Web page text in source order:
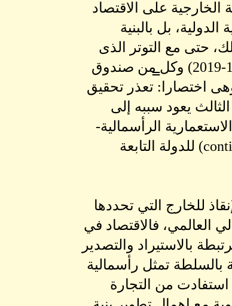
الخارجية على الاقتصاد
بل بالبنية
حتى مع التوتر الذى
اعترى العلاقة بين النظام العسكري بواجهته الإسلامية (نظام الإنقاذ،1989-2019) وكل̳ من صندوق
اختصارا: تعذر تحقيق
يعود سببه إلى
الرأسمالية-
يمكن اعتبار الدولة السودانية، تحت حكم الإنقاذ، كانت مواصلة (continuation) للدولة التابعة
للخارج التي تحددها
العالمي، فالاقتصاد في
بالاستيراد والتصدير
تمثل رأسمالية
استفادت من التجارة